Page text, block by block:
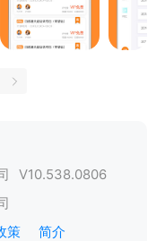
V10.538.0806
策 简介